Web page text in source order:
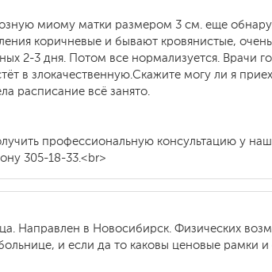
миому матки размером 3 см. еще
коричневые и бывают кровянистые,
2-3 дня. Потом все нормализуется.
в злокачественную.Скажите могу ли я
расписание всё занято.
профессиональную консультацию у
305-18-33.<br>
Направлен в Новосибирск. Физических
и если да то каковы ценовые рамки и